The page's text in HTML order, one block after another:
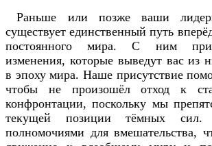
Раньше или позже ваши
существует единственный путь
постоянного мира. С ним
изменения, которые выведут вас из
в эпоху мира. Наше присутствие
чтобы не произошёл отход к
конфронтации, поскольку мы
текущей позиции тёмных
полномочиями для вмешательства,